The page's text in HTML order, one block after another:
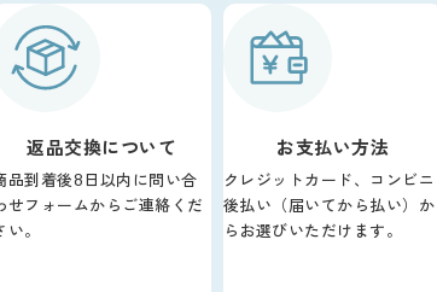
返品交換について
品到着後8日以内に問い合
せフォームからご連絡くだ
い。
お支払い方法
クレジットカード、コンビニ
後払い（届いてから払い）か
らお選びいただけます。